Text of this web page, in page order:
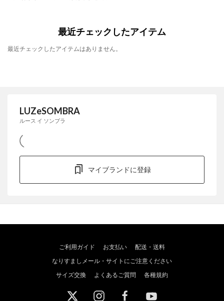
最近チェックしたアイテム
最近チェックしたアイテムはありません。
LUZeSOMBRA
ルース イ ソンブラ
マイブランドに登録
ご利用ガイド お支払い
配送・送料
なりすましメール・サイトにご注意ください
サイズ交換
よくあるご質問 各種規約